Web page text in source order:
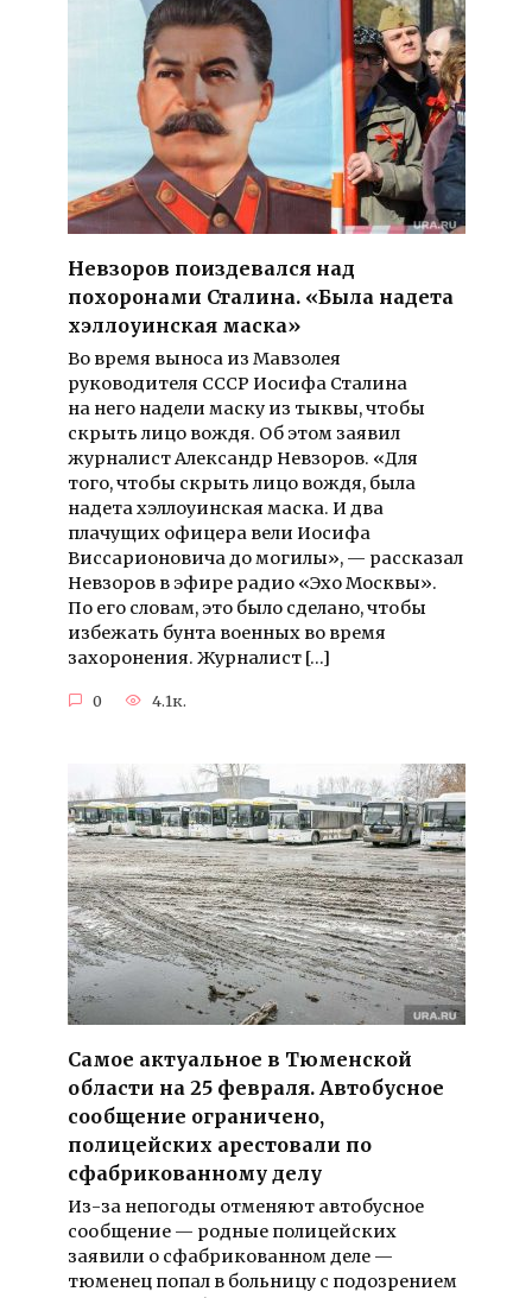
Невзоров поиздевался над
похоронами Сталина. «Была надета
хэллоуинская маска»
Во время выноса из Мавзолея
руководителя СССР Иосифа Сталина
на него надели маску из тыквы, чтобы
скрыть лицо вождя. Об этом заявил
журналист Александр Невзоров. «Для
того, чтобы скрыть лицо вождя, была
надета хэллоуинская маска. И два
плачущих офицера вели Иосифа
Виссарионовича до могилы», — рассказал
Невзоров в эфире радио «Эхо Москвы».
По его словам, это было сделано, чтобы
избежать бунта военных во время
захоронения. Журналист […]
0 4.1к.
Самое актуальное в Тюменской
области на 25 февраля. Автобусное
сообщение ограничено,
полицейских арестовали по
сфабрикованному делу
Из-за непогоды отменяют автобусное
сообщение — родные полицейских
заявили о сфабрикованном деле —
тюменец попал в больницу с подозрением